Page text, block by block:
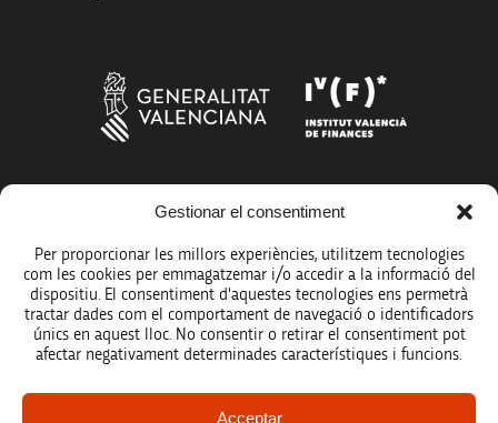
Gestionar el consentiment
Per proporcionar les millors experiències, utilitzem tecnologies
com les cookies per emmagatzemar i/o accedir a la informació del
dispositiu. El consentiment d'aquestes tecnologies ens permetrà
tractar dades com el comportament de navegació o identificadors
únics en aquest lloc. No consentir o retirar el consentiment pot
afectar negativament determinades característiques i funcions.
Acceptar
Més organismes de suport a la innovació
Avís legal